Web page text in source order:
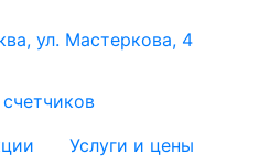
ул. Мастеркова, 4
Услуги и цены